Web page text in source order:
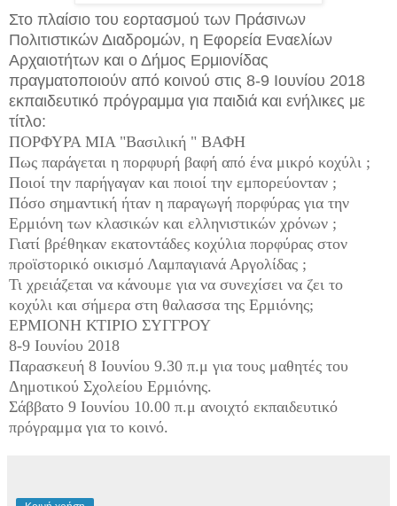
Στο πλαίσιο του εορτασμού των Πράσινων
Πολιτιστικών Διαδρομών, η Εφορεία Εναελίων
Αρχαιοτήτων και ο Δήμος Ερμιονίδας
πραγματοποιούν από κοινού στις 8-9 Ιουνίου 2018
εκπαιδευτικό πρόγραμμα για παιδιά και ενήλικες με
τίτλο:
ΠΟΡΦΥΡΑ ΜΙΑ "Βασιλική " ΒΑΦΗ
Πως παράγεται η πορφυρή βαφή από ένα μικρό κοχύλι ;
Ποιοί την παρήγαγαν και ποιοί την εμπορεύονταν ;
Πόσο σημαντική ήταν η παραγωγή πορφύρας για την
Ερμιόνη των κλασικών και ελληνιστικών χρόνων ;
Γιατί βρέθηκαν εκατοντάδες κοχύλια πορφύρας στον
προϊστορικό οικισμό Λαμπαγιανά Αργολίδας ;
Τι χρειάζεται να κάνουμε για να συνεχίσει να ζει το
κοχύλι και σήμερα στη θαλασσα της Ερμιόνης;
ΕΡΜΙΟΝΗ ΚΤΙΡΙΟ ΣΥΓΓΡΟΥ
8-9 Ιουνίου 2018
Παρασκευή 8 Ιουνίου 9.30 π.μ για τους μαθητές του
Δημοτικού Σχολείου Ερμιόνης.
Σάββατο 9 Ιουνίου 10.00 π.μ ανοιχτό εκπαιδευτικό
πρόγραμμα για το κοινό.